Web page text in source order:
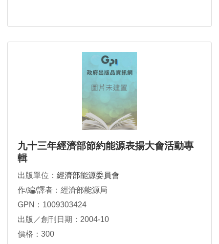
九十三年經濟部節約能源表揚大會活動專
輯
出版單位： 經濟部能源委員會
作/編/譯者：經濟部能源局
GPN：1009303424
出版／創刊日期：2004-10
價格：300